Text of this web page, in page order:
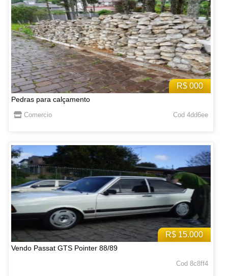
R$ 000
Pedras para calçamento
Comercio Cod 4dd6ee
R$ 15.000
Vendo Passat GTS Pointer 88/89
Cod 8c8ff4